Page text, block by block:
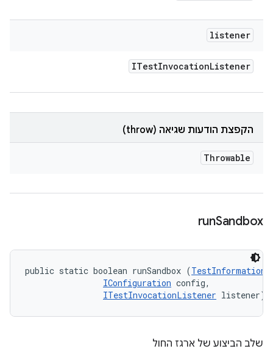
listener
ITestInvocationListener
הקפצת הודעות שגיאה (throw)
Throwable
runSandbox
public static boolean runSandbox (TestInformation
IConfiguration config,
ITestInvocationListener listener)
שלב הביצוע של ארגז החול